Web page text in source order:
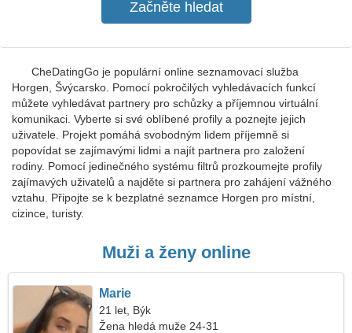
CheDatingGo je populární online seznamovací služba
Horgen, Švýcarsko. Pomocí pokročilých vyhledávacích funkcí
můžete vyhledávat partnery pro schůzky a příjemnou virtuální
komunikaci. Vyberte si své oblíbené profily a poznejte jejich
uživatele. Projekt pomáhá svobodným lidem příjemně si
popovídat se zajímavými lidmi a najít partnera pro založení
rodiny. Pomocí jedinečného systému filtrů prozkoumejte profily
zajímavých uživatelů a najděte si partnera pro zahájení vážného
vztahu. Připojte se k bezplatné seznamce Horgen pro místní,
cizince, turisty.
Muži a ženy online
Marie
21 let, Býk
Žena hledá muže 24-31